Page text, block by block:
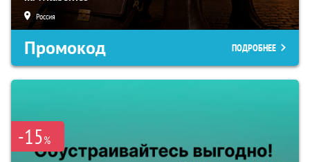
Россия
Промокод ПОДРОБНЕЕ
-15%